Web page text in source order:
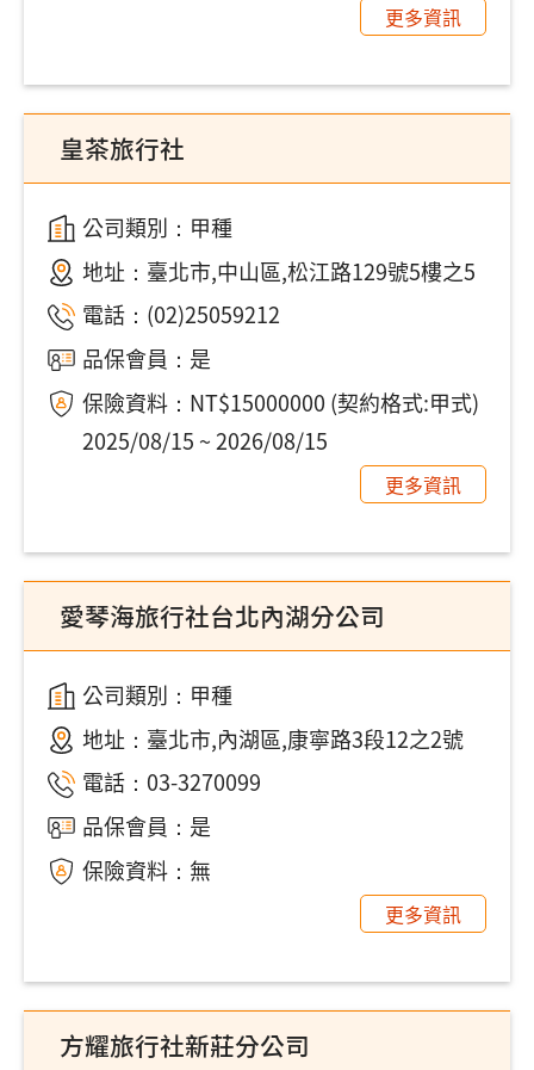
更多資訊
皇茶旅行社
公司類別：甲種
地址： 臺北市,中山區,松江路129號5樓之5
電話： (02)25059212
品保會員：是
保險資料：NT$15000000 (契約格式:甲式)
2025/08/15 ~ 2026/08/15
更多資訊
愛琴海旅行社台北內湖分公司
公司類別：甲種
地址： 臺北市,內湖區,康寧路3段12之2號
電話： 03-3270099
品保會員：是
保險資料：無
更多資訊
方耀旅行社新莊分公司